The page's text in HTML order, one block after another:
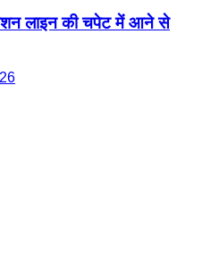
लाइन की चपेट में आने से